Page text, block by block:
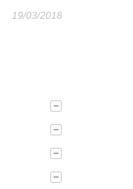
19/03/2018
−
−
−
−